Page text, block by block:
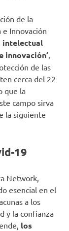
de la
Innovación
intelectual
innovación’,
de las
cerca del 22
que la
campo sirva
la siguiente
19
Network,
esencial en el
a los
y la confianza
los